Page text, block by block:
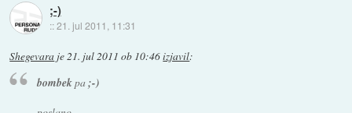
;-)
::21. jul 2011, 11:31
Shegevara je21. jul 2011 ob 10:46izjavil:
bombekpa;-)